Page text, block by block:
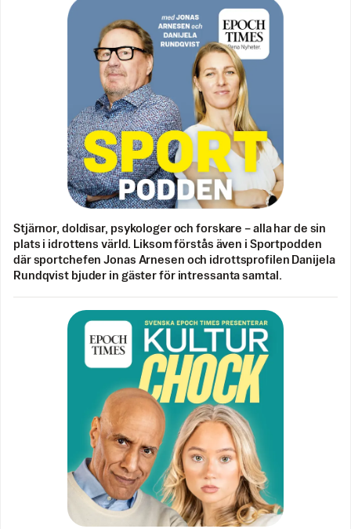
Stjärnor, doldisar, psykologer och forskare – alla har de sin
plats i idrottens värld. Liksom förstås även i Sportpodden
där sportchefen Jonas Arnesen och idrottsprofilen Danijela
Rundqvist bjuder in gäster för intressanta samtal.